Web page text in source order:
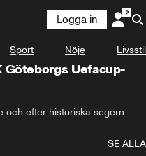
Logga in
Sport Nöje Livsstil
Göteborgs Uefacup-
och efter historiska segern
SE ALLA